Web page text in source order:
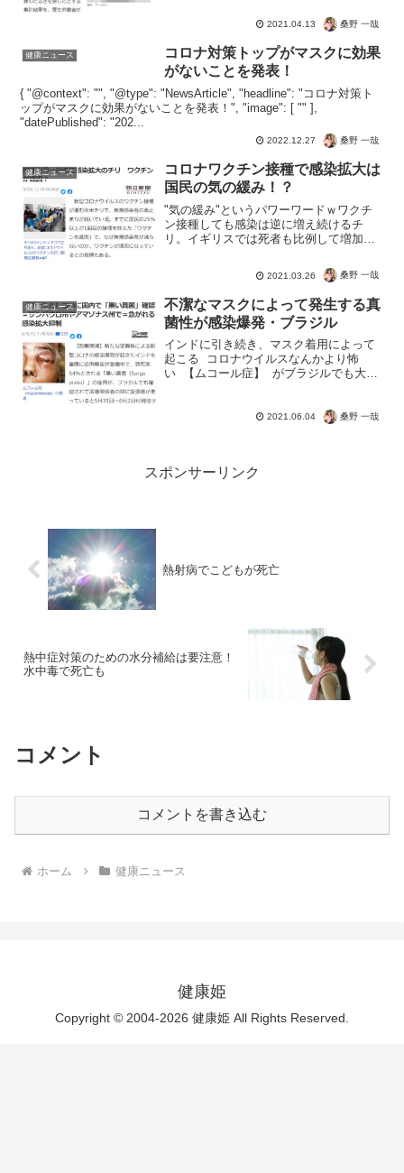
いコロナウイルスですからねぇ。なによ
りコロナワクチンはこれから一生打ち続
けないといけないわけです...
2021.04.13 桑野 一哉
健康ニュース
コロナ対策トップがマスクに効果
がないことを発表！
{ "@context": "", "@type": "NewsArticle", "headline": "コロナ対策ト
ップがマスクに効果がないことを発表！", "image": [ "" ],
"datePublished": "202...
2022.12.27 桑野 一哉
健康ニュース
コロナワクチン接種で感染拡大は
国民の気の緩み！？
"気の緩み"というパワーワードｗワクチ
ン接種しても感染は逆に増え続けるチ
リ。イギリスでは死者も比例して増加す
チンを接種したところで感染予防にはな
らず、命の危険のリスクは高まります。
気が緩んでるとねｗ接種...
2021.03.26 桑野 一哉
健康ニュース
不潔なマスクによって発生する真
菌性が感染爆発・ブラジル
インドに引き続き、マスク着用によって
起こる コロナウイルスなんかより怖
い 【ムコール症】 がブラジルでも大流
が必要ですね。新型コロナウイルスの変
2021.06.04 桑野 一哉
スポンサーリンク
熱射病でこどもが死亡
熱中症対策のための水分補給は要注意！
水中毒で死亡も
コメント
コメントを書き込む
ホーム 健康ニュース
健康姫
Copyright © 2004-2026 健康姫 All Rights Reserved.